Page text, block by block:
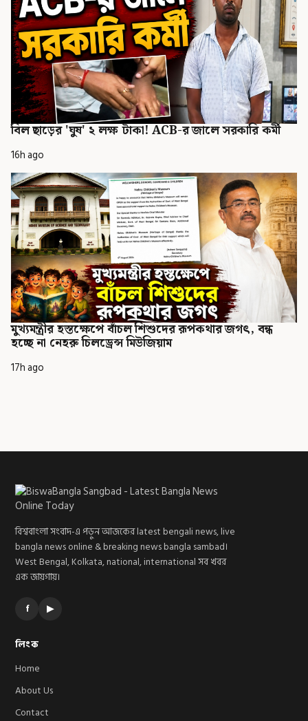
বিল ছাড়ের 'ঘুষ' ২ লক্ষ টাকা! ACB-র জালে সরকারি কর্মী
16h ago
মুখ্যমন্ত্রীর হস্তক্ষেপে বাঁচল শিশুদের রূপকথার জগৎ, বন্ধ
হচ্ছে না নেহরু চিলড্রেন্স মিউজিয়াম
17h ago
বিশ্ববাংলা সংবাদ-এ পড়ুন আজকের latest bengali news, live
bangla news online & breaking news bangla sambad।
West Bengal, Kolkata, national, international সব খবর
এক জায়গায়।
f ▶
লিংক
Home
About Us
Contact